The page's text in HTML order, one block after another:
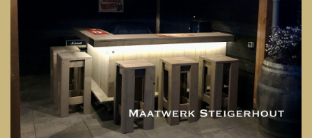
buy-gift-card
Zuilen & Pilaren
Blog